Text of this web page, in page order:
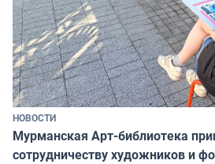
НОВОСТИ
Мурманская Арт-библиотека
сотрудничеству художников и